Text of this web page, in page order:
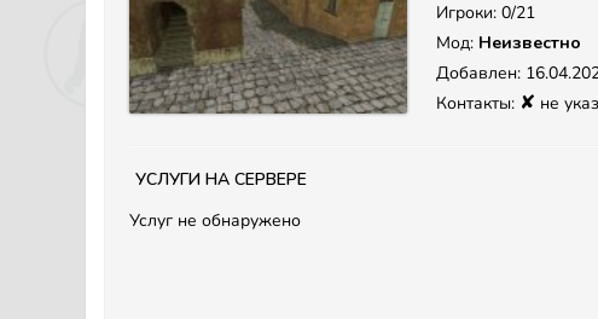
Игроки: 0/21
Мод: Неизвестно
Добавлен:
Контакты: ✘ не
Услуги на сервере
Услуг не обнаружено